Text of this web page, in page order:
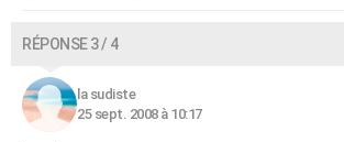
RÉPONSE 3 / 4
la sudiste
25 sept. 2008 à 10:17